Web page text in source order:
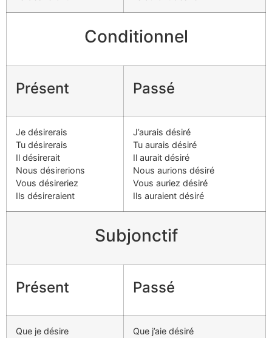
Conditionnel
Présent Passé
Je désirerais
Tu désirerais
Il désirerait
Nous désirerions
Vous désireriez
Ils désireraient
J’aurais désiré
Tu aurais désiré
Il aurait désiré
Nous aurions désiré
Vous auriez désiré
Ils auraient désiré
Subjonctif
Présent Passé
Que je désire
Que j’aie désiré